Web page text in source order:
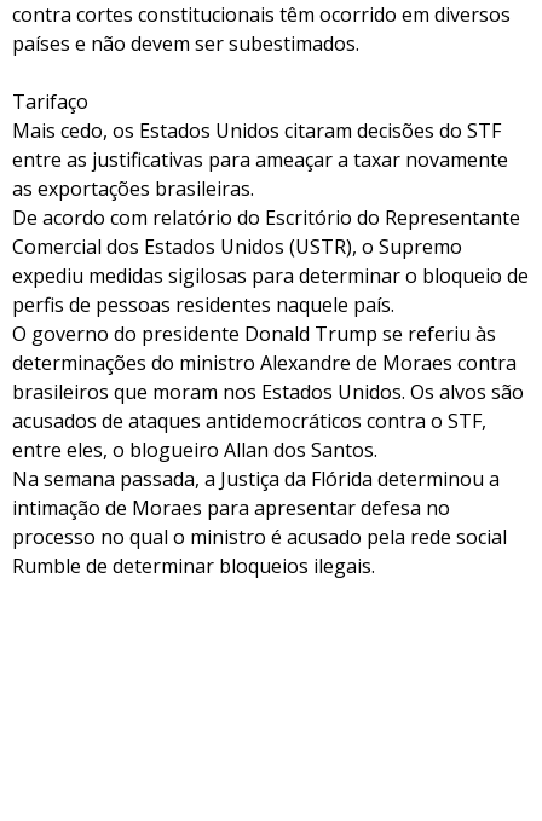
contra cortes constitucionais têm ocorrido em diversos
países e não devem ser subestimados.
Tarifaço
Mais cedo, os Estados Unidos citaram decisões do STF
entre as justificativas para ameaçar a taxar novamente
as exportações brasileiras.
De acordo com relatório do Escritório do Representante
Comercial dos Estados Unidos (USTR), o Supremo
expediu medidas sigilosas para determinar o bloqueio de
perfis de pessoas residentes naquele país.
O governo do presidente Donald Trump se referiu às
determinações do ministro Alexandre de Moraes contra
brasileiros que moram nos Estados Unidos. Os alvos são
acusados de ataques antidemocráticos contra o STF,
entre eles, o blogueiro Allan dos Santos.
Na semana passada, a Justiça da Flórida determinou a
intimação de Moraes para apresentar defesa no
processo no qual o ministro é acusado pela rede social
Rumble de determinar bloqueios ilegais.